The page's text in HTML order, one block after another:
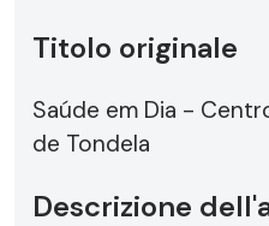
Titolo originale
Saúde em Dia -
de Tondela
Descrizione